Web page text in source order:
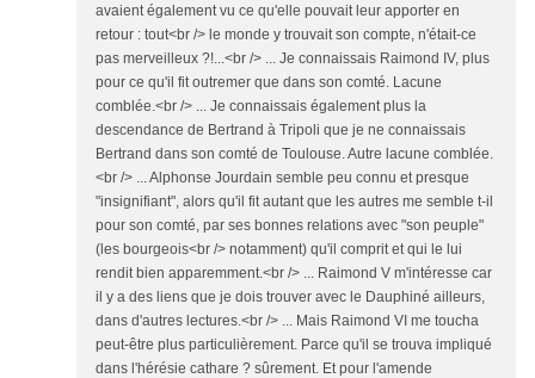
avaient également vu ce qu'elle pouvait leur apporter en
retour : tout<br /> le monde y trouvait son compte, n'était-ce
pas merveilleux ?!...<br /> ... Je connaissais Raimond IV, plus
pour ce qu'il fit outremer que dans son comté. Lacune
comblée.<br /> ... Je connaissais également plus la
descendance de Bertrand à Tripoli que je ne connaissais
Bertrand dans son comté de Toulouse. Autre lacune comblée.
<br /> ... Alphonse Jourdain semble peu connu et presque
"insignifiant", alors qu'il fit autant que les autres me semble t-il
pour son comté, par ses bonnes relations avec "son peuple"
(les bourgeois<br /> notamment) qu'il comprit et qui le lui
rendit bien apparemment.<br /> ... Raimond V m'intéresse car
il y a des liens que je dois trouver avec le Dauphiné ailleurs,
dans d'autres lectures.<br /> ... Mais Raimond VI me toucha
peut-être plus particulièrement. Parce qu'il se trouva impliqué
dans l'hérésie cathare ? sûrement. Et pour l'amende